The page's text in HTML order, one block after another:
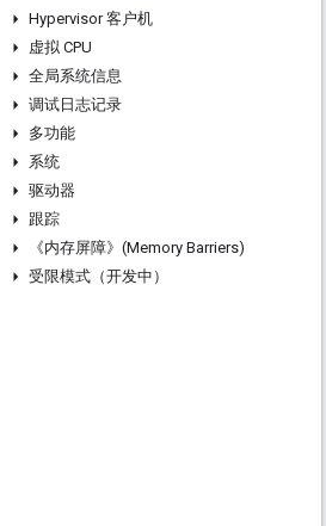
Hypervisor 客户机
虚拟 CPU
全局系统信息
调试日志记录
多功能
系统
驱动器
跟踪
《内存屏障》(Memory Barriers)
受限模式（开发中）